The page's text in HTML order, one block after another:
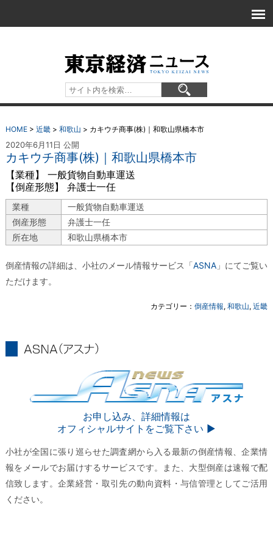
HOME> 近畿> 和歌山 > カキウチ商事(株)｜和歌山県橋本市
2020年6月11日 公開
カキウチ商事(株)｜和歌山県橋本市
【業種】 一般貨物自動車運送
【倒産形態】 弁護士一任
業種
一般貨物自動車運送
倒産形態
弁護士一任
所在地
和歌山県橋本市
倒産情報の詳細は、小社のメール情報サービス「ASNA 」にてご覧い
ただけます。
カテゴリー：倒産情報,和歌山,近畿
お申し込み、詳細情報は
オフィシャルサイトをご覧下さい ▶︎
小社が全国に張り巡らせた調査網から入る最新の倒産情報、企業情
報をメールでお届けするサービスです。また、大型倒産は速報で配
信致します。企業経営・取引先の動向資料・与信管理としてご活用
ください。